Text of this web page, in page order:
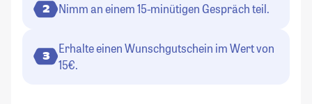
2 Nimm an einem 15-minütigen Gespräch teil.
3
Erhalte einen Wunschgutschein im Wert von
15€.